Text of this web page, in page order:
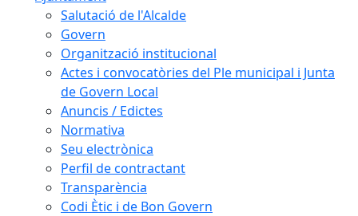
Salutació de l'Alcalde
Govern
Organització institucional
Actes i convocatòries del Ple municipal i Junta
de Govern Local
Anuncis / Edictes
Normativa
Seu electrònica
Perfil de contractant
Transparència
Codi Ètic i de Bon Govern